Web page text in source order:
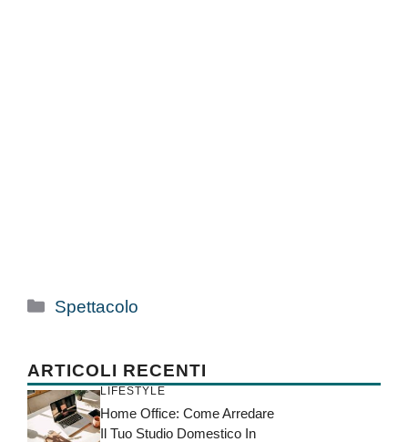
Categorie
Spettacolo
ARTICOLI RECENTI
LIFESTYLE
Home Office: Come Arredare
Il Tuo Studio Domestico In